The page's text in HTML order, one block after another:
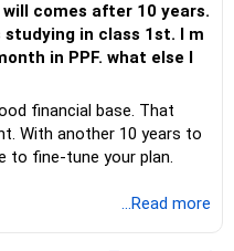
comes after 10 years.
studying in class 1st. I m
in PPF. what else I
financial base. That
With another 10 years to
to fine-tune your plan.
...Read more